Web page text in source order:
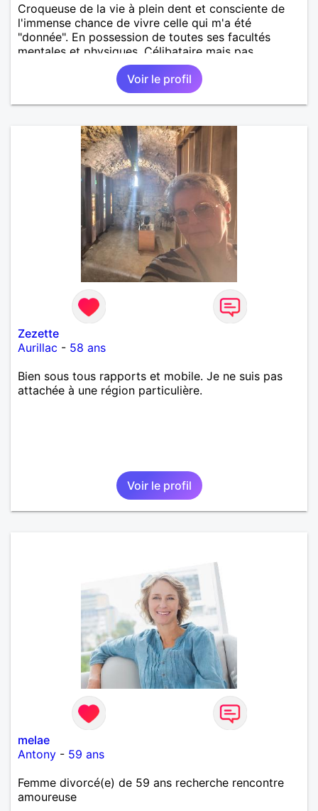
Croqueuse de la vie à plein dent et consciente de
l'immense chance de vivre celle qui m'a été
"donnée". En possession de toutes ses facultés
mentales et physiques. Célibataire mais pas
solitaire, je mène une vie bien remplie. Je ne suis
pas sur ce site par dépit, ni en tant que
représentatrice de la Femme Divorcée Mal dans sa
peau. A bientôt.
Voir le profil
Zezette
Aurillac - 58 ans
Bien sous tous rapports et mobile. Je ne suis pas
attachée à une région particulière.
Voir le profil
melae
Antony - 59 ans
Femme divorcé(e) de 59 ans recherche rencontre
amoureuse